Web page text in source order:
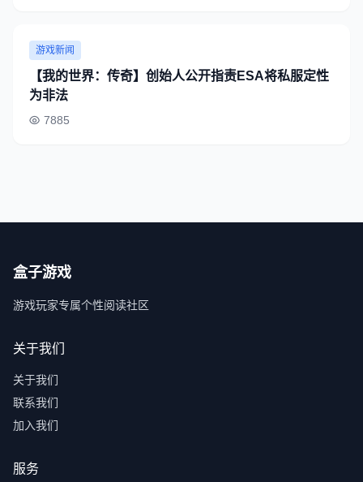
游戏新闻
【我的世界：传奇】创始人公开指责ESA将私服定性
为非法
7885
盒子游戏
游戏玩家专属个性阅读社区
关于我们
关于我们
联系我们
加入我们
服务